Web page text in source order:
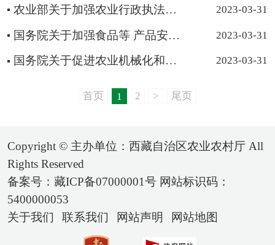
农业部关于加强农业行政执法与刑事司法 衔接工作的实施意见 2023-03-31
国务院关于加强食品等 产品安全监督管理的特别规定 2023-03-31
国务院关于促进农业机械化和农机工业 又好又快发展的意见 2023-03-31
首页 1 2 > 尾页
Copyright © 主办单位：西藏自治区农业农村厅 All
Rights Reserved
备案号：藏ICP备07000001号 网站标识码：
5400000053
关于我们
联系我们 网站声明 网站地图